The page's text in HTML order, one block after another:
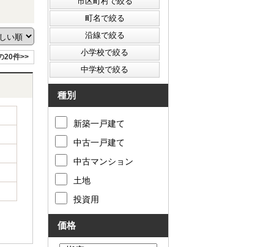
20件>>
種別
新築一戸建て
中古一戸建て
中古マンション
土地
投資用
価格